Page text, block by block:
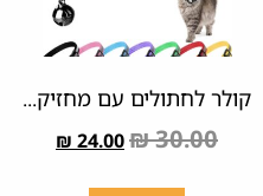
קולר לחתולים עם מחזיק...
₪30.00
₪ 24.00